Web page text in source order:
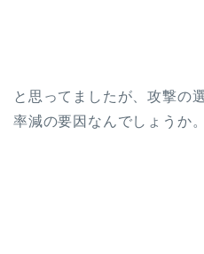
と思ってましたが、攻撃の
率減の要因なんでしょうか。